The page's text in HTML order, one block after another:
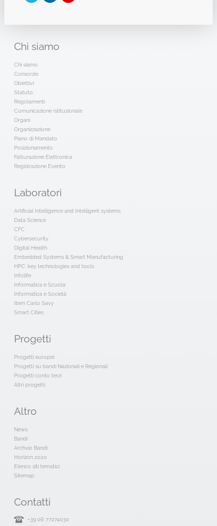
Chi siamo
Chi siamo
Consorzio
Obiettivi
Statuto
Regolamenti
Comunicazione Istituzionale
Organi
Organizzazione
Piano di Mandato
Posizionamento
Fatturazione Elettronica
Registrazione Evento
Laboratori
Artificial Intelligence and Intelligent systems
Data Science
CFC
Cybersecurity
Digital Health
Embedded Systems & Smart Manufacturing
HPC: key technologies and tools
Infolife
Informatica e Scuola
Informatica e Società
Item Carlo Savy
Smart Cities
Progetti
Progetti europei
Progetti su bandi Nazionali e Regionali
Progetti conto terzi
Altri progetti
Altro
News
Bandi
Archvio Bandi
Horizon 2020
Elenco siti tematici
Sitemap
Contatti
+39 06 77274030